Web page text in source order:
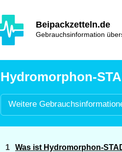
Beipackzetteln.de
Gebrauchsinformation
Hlavní
navigace
Hydromorphon-
Weitere
Was ist Hydromorphon-